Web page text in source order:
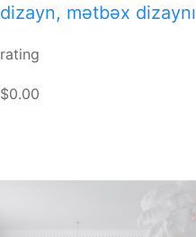
dizayn, mətbəx dizaynı
rating
$0.00